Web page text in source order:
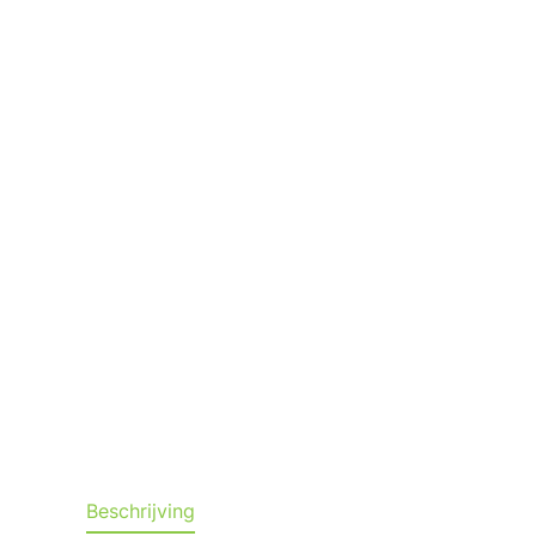
Beschrijving